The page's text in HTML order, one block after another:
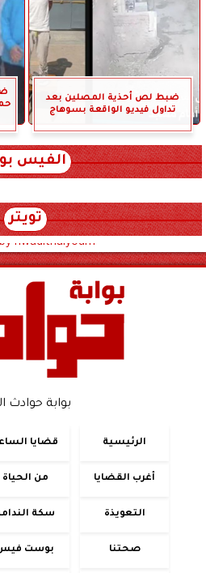
ضبط لص أحذية المصلين بعد
تداول فيديو الواقعة بسوهاج
الفيس
تويتر
hwadithalyoum
بوابة حوادث
الرئيسية قضايا
أغرب القضايا من الحياة
التعويذة سكة
صحتنا بوست